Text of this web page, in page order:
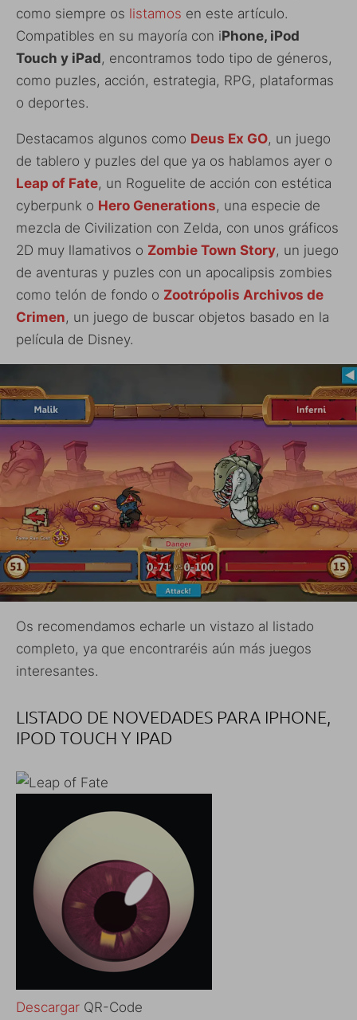
como siempre os listamos en este artículo.
Compatibles en su mayoría con iPhone, iPod
Touch y iPad, encontramos todo tipo de géneros,
como puzles, acción, estrategia, RPG, plataformas
o deportes.
Destacamos algunos como Deus Ex GO, un juego
de tablero y puzles del que ya os hablamos ayer o
Leap of Fate, un Roguelite de acción con estética
cyberpunk o Hero Generations, una especie de
mezcla de Civilization con Zelda, con unos gráficos
2D muy llamativos o Zombie Town Story, un juego
de aventuras y puzles con un apocalipsis zombies
como telón de fondo o Zootrópolis Archivos de
Crimen, un juego de buscar objetos basado en la
película de Disney.
Os recomendamos echarle un vistazo al listado
completo, ya que encontraréis aún más juegos
interesantes.
LISTADO DE NOVEDADES PARA IPHONE,
IPOD TOUCH Y IPAD
Descargar QR-Code